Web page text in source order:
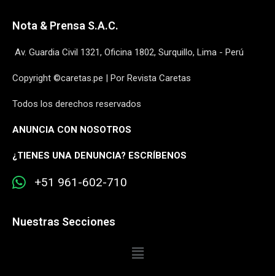
Nota & Prensa S.A.C.
Av. Guardia Civil 1321, Oficina 1802, Surquillo, Lima - Perú
Copyright ©caretas.pe | Por Revista Caretas
Todos los derechos reservados
ANUNCIA CON NOSOTROS
¿TIENES UNA DENUNCIA? ESCRÍBENOS
+51 961-602-710
Nuestras Secciones